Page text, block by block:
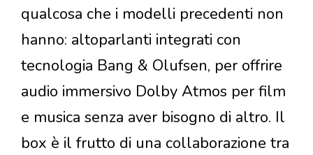
qualcosa che i modelli precedenti non
hanno: altoparlanti integrati con
tecnologia Bang & Olufsen, per offrire
audio immersivo Dolby Atmos per film
e musica senza aver bisogno di altro. Il
box è il frutto di una collaborazione tra